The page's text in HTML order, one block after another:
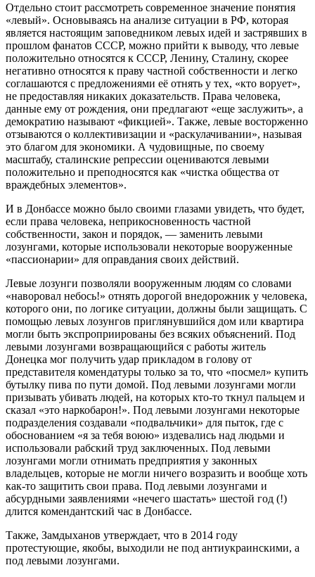
Отдельно стоит рассмотреть современное значение понятия
«левый». Основываясь на анализе ситуации в РФ, которая
является настоящим заповедником левых идей и застрявших в
прошлом фанатов СССР, можно прийти к выводу, что левые
положительно относятся к СССР, Ленину, Сталину, скорее
негативно относятся к праву частной собственности и легко
соглашаются с предложениями её отнять у тех, «кто ворует»,
не предоставляя никаких доказательств. Права человека,
данные ему от рождения, они предлагают «еще заслужить», а
демократию называют «фикцией». Также, левые восторженно
отзываются о коллективизации и «раскулачивании», называя
это благом для экономики. А чудовищные, по своему
масштабу, сталинские репрессии оцениваются левыми
положительно и преподносятся как «чистка общества от
враждебных элементов».
И в Донбассе можно было своими глазами увидеть, что будет,
если права человека, неприкосновенность частной
собственности, закон и порядок, — заменить левыми
лозунгами, которые использовали некоторые вооруженные
«пассионарии» для оправдания своих действий.
Левые лозунги позволяли вооруженным людям со словами
«наворовал небось!» отнять дорогой внедорожник у человека,
которого они, по логике ситуации, должны были защищать. С
помощью левых лозунгов приглянувшийся дом или квартира
могли быть экспроприированы без всяких объяснений. Под
левыми лозунгами возвращающийся с работы житель
Донецка мог получить удар прикладом в голову от
представителя комендатуры только за то, что «посмел» купить
бутылку пива по пути домой. Под левыми лозунгами могли
призывать убивать людей, на которых кто-то ткнул пальцем и
сказал «это наркобарон!». Под левыми лозунгами некоторые
подразделения создавали «подвальчики» для пыток, где с
обоснованием «я за тебя воюю» издевались над людьми и
использовали рабский труд заключенных. Под левыми
лозунгами могли отнимать предприятия у законных
владельцев, которые не могли ничего возразить и вообще хоть
как-то защитить свои права. Под левыми лозунгами и
абсурдными заявлениями «нечего шастать» шестой год (!)
длится комендантский час в Донбассе.
Также, Замдыханов утверждает, что в 2014 году
протестующие, якобы, выходили не под антиукраинскими, а
под левыми лозунгами.